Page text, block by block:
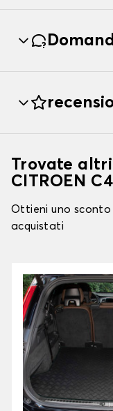
Trovate
CITROEN C4
Ottieni uno
acquistati